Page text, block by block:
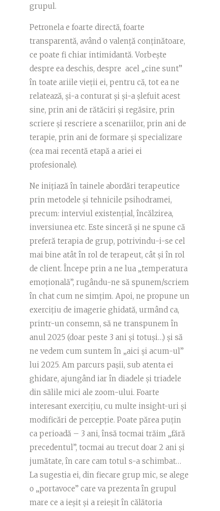
grupul.
Petronela e foarte directă, foarte
transparentă, având o valență conținătoare,
ce poate fi chiar intimidantă. Vorbește
despre ea deschis, despre acel „cine sunt”
în toate ariile vieții ei, pentru că, tot ea ne
relatează, și-a conturat și și-a șlefuit acest
sine, prin ani de rătăciri și regăsire, prin
scriere și rescriere a scenariilor, prin ani de
terapie, prin ani de formare și specializare
(cea mai recentă etapă a ariei ei
profesionale).
Ne inițiază în tainele abordări terapeutice
prin metodele și tehnicile psihodramei,
precum: interviul existențial, încălzirea,
inversiunea etc. Este sinceră și ne spune că
preferă terapia de grup, potrivindu-i-se cel
mai bine atât în rol de terapeut, cât și în rol
de client. Începe prin a ne lua „temperatura
emoțională”, rugându-ne să spunem/scriem
în chat cum ne simțim. Apoi, ne propune un
exercițiu de imagerie ghidată, urmând ca,
printr-un consemn, să ne transpunem în
anul 2025 (doar peste 3 ani și totuși…) și să
ne vedem cum suntem în „aici și acum-ul”
lui 2025. Am parcurs pașii, sub atenta ei
ghidare, ajungând iar în diadele și triadele
din sălile mici ale zoom-ului. Foarte
interesant exercițiu, cu multe insight-uri și
modificări de percepție. Poate părea puțin
ca perioadă – 3 ani, însă tocmai trăim „fără
precedentul”, tocmai au trecut doar 2 ani și
jumătate, în care cam totul s-a schimbat…
La sugestia ei, din fiecare grup mic, se alege
o „portavoce” care va prezenta în grupul
mare ce a ieșit și a reieșit în călătoria